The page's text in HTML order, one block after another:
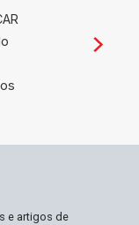
e artigos de